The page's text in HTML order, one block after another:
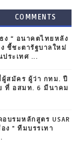
COMMENTS
ง “ อนาคตไทยหลัง
ชี้ชะตารัฐบาลใหม่
ระเทศ ...
สมัคร ผู้ว่า กทม. ปี
ที่ อสมท. 6 มีนาคม
บรมหลักสูตร USAR
ง " ทีมบรรเทา